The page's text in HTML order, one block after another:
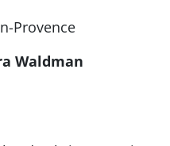
Provence
Waldman